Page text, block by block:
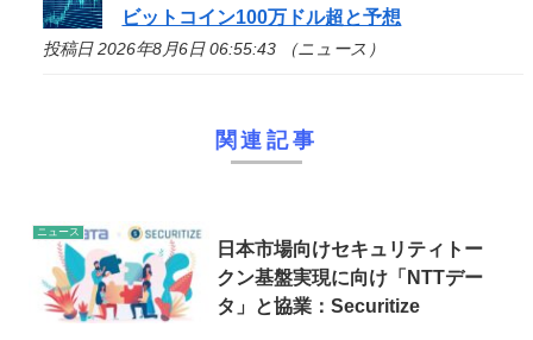
ビットコイン100万ドル超と予想
投稿日 2026年8月6日 06:55:43 （ニュース）
関連記事
ニュース
日本市場向けセキュリティトー
クン基盤実現に向け「NTTデー
タ」と協業：Securitize